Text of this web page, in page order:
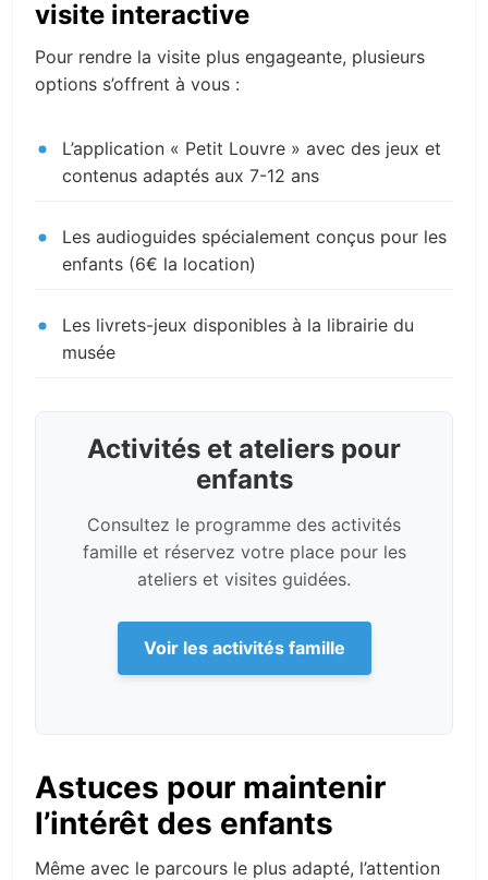
visite interactive
Pour rendre la visite plus engageante, plusieurs
options s’offrent à vous :
L’application « Petit Louvre » avec des jeux et
contenus adaptés aux 7-12 ans
Les audioguides spécialement conçus pour les
enfants (6€ la location)
Les livrets-jeux disponibles à la librairie du
musée
Activités et ateliers pour
enfants
Consultez le programme des activités
famille et réservez votre place pour les
ateliers et visites guidées.
Voir les activités famille
Astuces pour maintenir
l’intérêt des enfants
Même avec le parcours le plus adapté, l’attention